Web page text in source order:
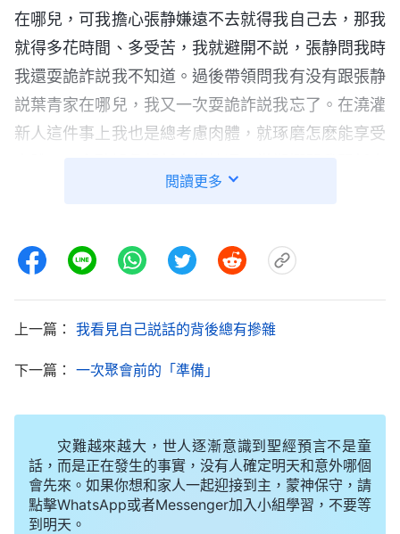
在哪兒，可我擔心張静嫌遠不去就得我自己去，那我
就得多花時間、多受苦，我就避開不説，張静問我時
我還耍詭詐説我不知道。過後帶領問我有没有跟張静
説葉青家在哪兒，我又一次耍詭詐説我忘了。在澆灌
新人這件事上我也是總考慮肉體，就琢磨怎麽能享受
聚會的情况時，我擔心説兩個禮拜去一次鄭娜會説我
的想法包藏起來，説我一個禮拜去一次，這樣她就覺
得我是一個有負擔的人。我真的太圓滑、太詭詐了！
過後，我又看到神的話：「 人類經撒但敗壞以後
包裝自己，處處耍詭詐、玩手段，没有一件事是不耍
服，自己心裏特别喜愛，却不敢在教會裏穿，怕弟兄
姊妹議論他，説他虚浮，就只在背地裏穿。這是什麽
表現？這就是流露詭詐欺騙的性情。為什麽買套時髦
閲讀更多
上一篇： 我看見自己説話的背後總有摻雜
下一篇： 一次聚會前的「準備」
灾難越來越大，世人逐漸意識到聖經預言不是童
話，而是正在發生的事實，没有人確定明天和意外哪個
會先來。如果你想和家人一起迎接到主，蒙神保守，請
點擊WhatsApp或者Messenger加入小組學習，不要等
到明天。